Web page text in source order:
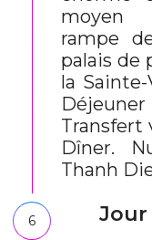
moyen
rampe
palais de
la
Transfert
Dîner.
Thanh
6 Jour